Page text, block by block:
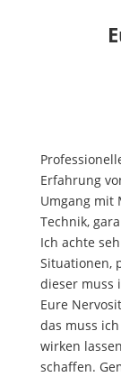
Erfahrung
Umgang mit
Technik,
Ich achte
Situationen,
dieser muss
Eure
das muss
wirken
schaffen.